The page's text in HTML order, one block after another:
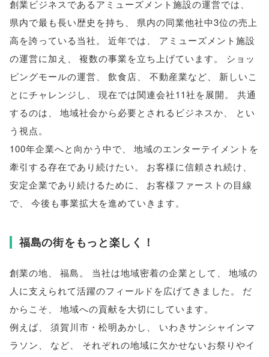
創業ビジネスであるアミューズメント施設の運営では
県内で最も長い歴史を持ち
県内の同業他社中3位の売上
高を誇っている当社。 近年では
アミューズメント施設
の運営に加え
複数の事業を立ち上げています。
ショッ
ピングモールの運営
飲食店 不動産業など
新しいこ
とにチャレンジし
現在では関連会社11社を展開。
共通
するのは
地域社会から必要とされるビジネスか
とい
う視点。
100年企業へと向かう中で
地域のエンターテイメントを
牽引する存在であり続けたい。 お客様に信頼され続け
安定企業であり続けるために
お客様ファーストの目線
で
今後も事業拡大を進めていきます。
福島の街をもっと楽しく！
創業の地 福島。 当社は地域密着の企業として
地域の
人に支えられて活躍のフィールドを広げてきました 。
だ
からこそ
地域への貢献を大切にしています。
例えば、 須賀川市・松明あかし
いわきサンシャインマ
ラソン
など
それぞれの地域に欠かせないお祭りやイ